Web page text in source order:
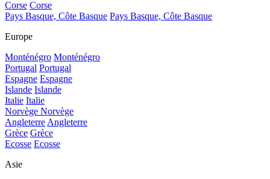
Corse Corse
Pays Basque, Côte Basque Pays Basque, Côte Basque
Europe
Monténégro Monténégro
Portugal Portugal
Espagne Espagne
Islande Islande
Italie Italie
Norvège Norvège
AngleterreAngleterre
Grèce Grèce
Ecosse Ecosse
Asie